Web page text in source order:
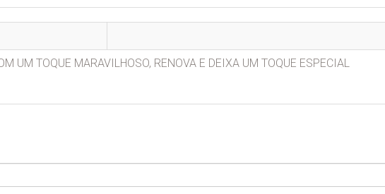
UM TOQUE MARAVILHOSO, RENOVA E DEIXA UM TOQUE ESPECIAL